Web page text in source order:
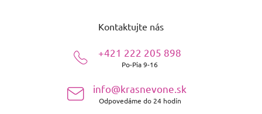
Kontaktujte nás
+421 222 205 898
Po-Pia 9-16
info@krasnevone.sk
Odpovedáme do 24 hodín